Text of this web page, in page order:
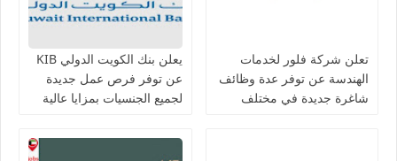
تعلن شركة فلور لخدمات
الهندسة عن توفر عدة وظائف
شاغرة جديدة في مختلف
يعلن بنك الكويت الدولي KIB
عن توفر فرص عمل جديدة
لجميع الجنسيات بمزايا عالية